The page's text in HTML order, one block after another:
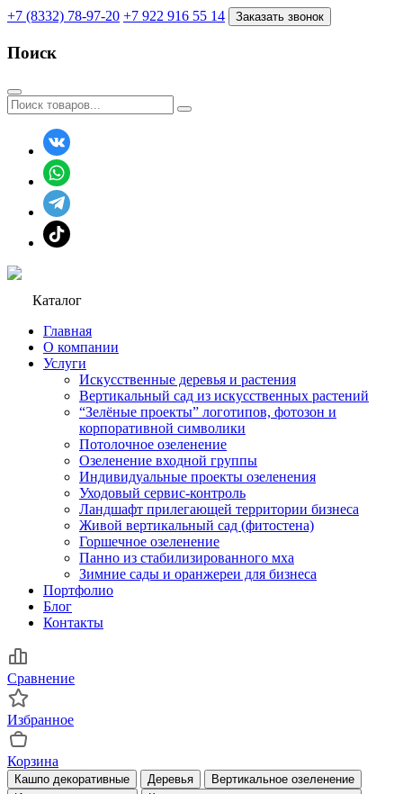
+7 (8332) 78-97-20 +7 922 916 55 14 Заказать звонок
Поиск
Каталог
Главная
О компании
Услуги
Искусственные деревья и растения
Вертикальный сад из искусственных растений
“Зелёные проекты” логотипов, фотозон и
корпоративной символики
Потолочное озеленение
Озеленение входной группы
Индивидуальные проекты озеленения
Уходовый сервис-контроль
Ландшафт прилегающей территории бизнеса
Живой вертикальный сад (фитостена)
Горшечное озеленение
Панно из стабилизированного мха
Зимние сады и оранжереи для бизнеса
Портфолио
Блог
Контакты
Сравнение
Избранное
Корзина
Кашпо декоративные Деревья
Вертикальное озеленение